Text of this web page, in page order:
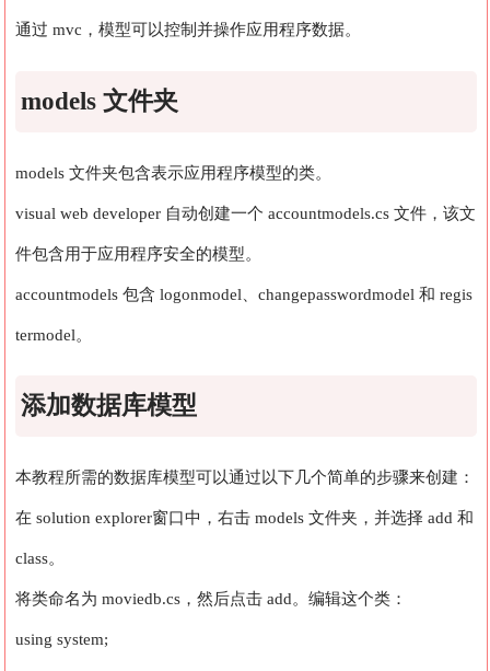
通过 mvc，模型可以控制并操作应用程序数据。
models 文件夹
models 文件夹包含表示应用程序模型的类。
visual web developer 自动创建一个 accountmodels.cs 文件，该文
件包含用于应用程序安全的模型。
accountmodels 包含 logonmodel、changepasswordmodel 和 regis
termodel。
添加数据库模型
本教程所需的数据库模型可以通过以下几个简单的步骤来创建：
在 solution explorer窗口中，右击 models 文件夹，并选择 add 和
class。
将类命名为 moviedb.cs，然后点击 add。编辑这个类：
using system;